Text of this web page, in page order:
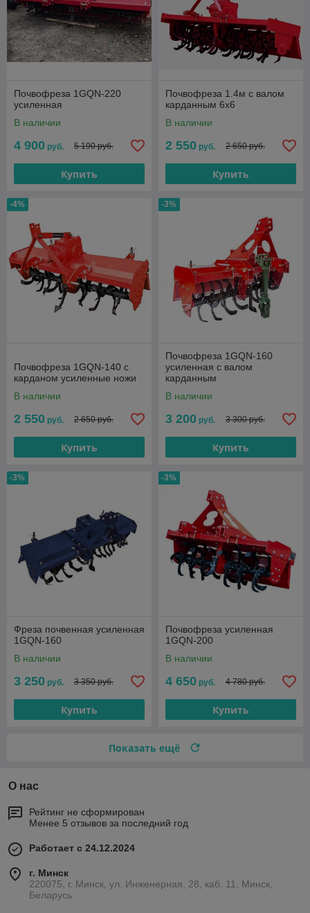
Почвофреза 1GQN-220
усиленная
В наличии
4 900 руб. 5 190 руб.
Купить
Почвофреза 1.4м с валом
карданным 6х6
В наличии
2 550 руб. 2 650 руб.
Купить
-4%
Почвофреза 1GQN-140 с
карданом усиленные ножи
В наличии
2 550 руб. 2 650 руб.
Купить
-3%
Почвофреза 1GQN-160
усиленная с валом
карданным
В наличии
3 200 руб. 3 300 руб.
Купить
-3%
Фреза почвенная усиленная
1GQN-160
В наличии
3 250 руб. 3 350 руб.
Купить
-3%
Почвофреза усиленная
1GQN-200
В наличии
4 650 руб. 4 780 руб.
Купить
Показать ещё
О нас
Рейтинг не сформирован
Менее 5 отзывов за последний год
Работает с 24.12.2024
г. Минск
220075, г. Минск, ул. Инженерная, 28, каб. 11, Минск,
Беларусь